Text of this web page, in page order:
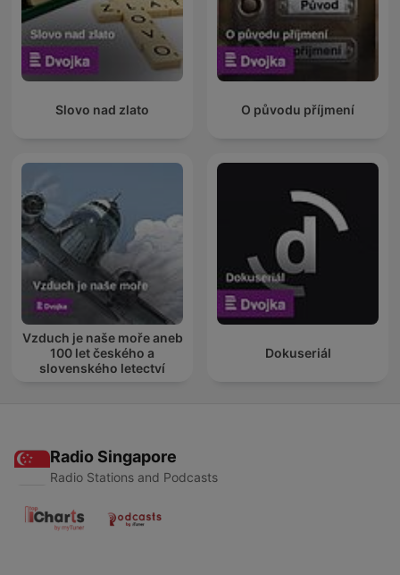
Slovo nad zlato O původu příjmení
Vzduch je naše moře aneb
100 let českého a
slovenského letectví
Dokuseriál
Radio Singapore
Radio Stations and Podcasts